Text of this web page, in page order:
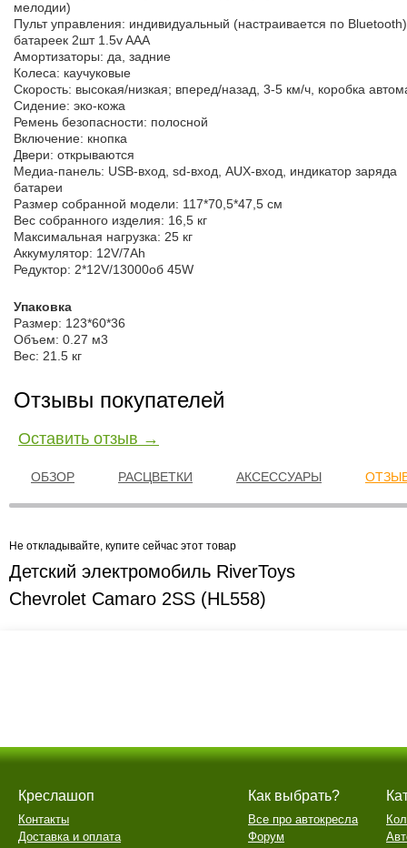
мелодии)
Пульт управления: индивидуальный (настраивается по
батареек 2шт 1.5v AAA
Амортизаторы: да, задние
Колеса: каучуковые
Скорость: высокая/низкая; вперед/назад, 3-5 км/ч, коробка
Сидение: эко-кожа
Ремень безопасности: полосной
Включение: кнопка
Двери: открываются
Медиа-панель: USB-вход, sd-вход, AUX-вход, индикатор заряда
батареи
Размер собранной модели: 117*70,5*47,5 см
Вес собранного изделия: 16,5 кг
Максимальная нагрузка: 25 кг
Аккумулятор: 12V/7Ah
Редуктор: 2*12V/13000об 45W
Упаковка
Размер: 123*60*36
Объем: 0.27 м3
Вес: 21.5 кг
Отзывы покупателей
Оставить отзыв →
ОБЗОР РАСЦВЕТКИ АКСЕССУАРЫ
Не откладывайте, купите сейчас этот товар
Детский электромобиль RiverToys
Chevrolet Camaro 2SS (HL558)
Креслашоп
Контакты
Доставка и оплата
Как выбрать?
Все про автокресла
Форум